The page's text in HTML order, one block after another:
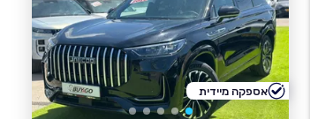
אספקה מיידית